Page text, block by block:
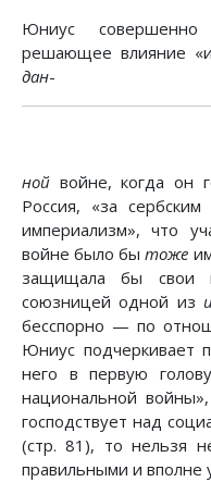
Юниус совершенно
решающее влияние
дан-
ной войне, когда он
Россия, «за
империализм», что
войне было бытоже
защищала бы свои
союзницей одной из
бесспорно — по
Юниус подчеркивает
него в первую
национальной
господствует над
(стр. 81), то нельзя
правильными и вполне